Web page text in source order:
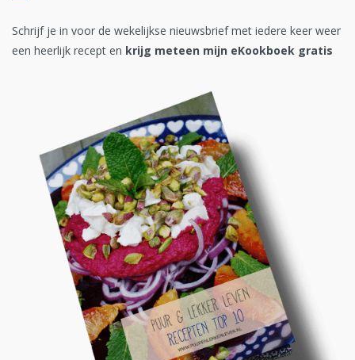
Schrijf je in voor de wekelijkse nieuwsbrief met iedere keer weer
een heerlijk recept en krijg meteen mijn eKookboek gratis